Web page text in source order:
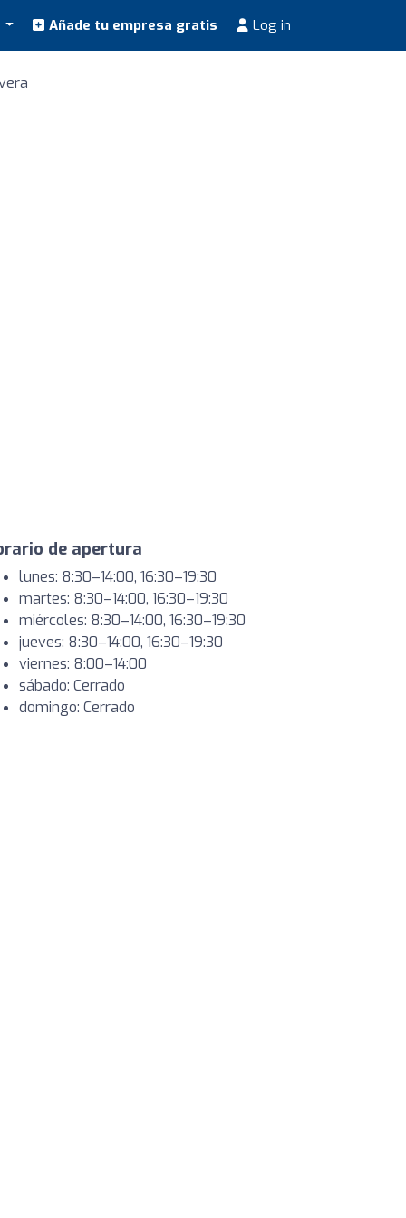
Añade tu empresa gratis Log in
de apertura
lunes: 8:30–14:00, 16:30–19:30
martes: 8:30–14:00, 16:30–19:30
miércoles: 8:30–14:00, 16:30–19:30
jueves: 8:30–14:00, 16:30–19:30
viernes: 8:00–14:00
sábado: Cerrado
domingo: Cerrado